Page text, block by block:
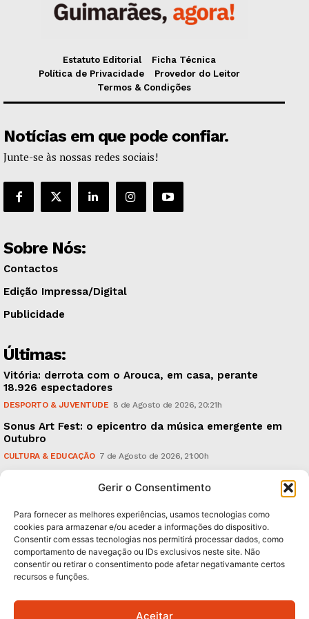
Gerir o Consentimento
Para fornecer as melhores experiências, usamos tecnologias como
cookies para armazenar e/ou aceder a informações do dispositivo.
Consentir com essas tecnologias nos permitirá processar dados, como
comportamento de navegação ou IDs exclusivos neste site. Não
consentir ou retirar o consentimento pode afetar negativamante certos
recursos e funções.
Aceitar
Estatuto Editorial
Ficha Técnica
Política de Privacidade
Provedor do Leitor
Termos & Condições
Notícias em que pode confiar.
Junte-se às nossas redes sociais!
Sobre Nós:
Contactos
Edição Impressa/Digital
Publicidade
Últimas:
Vitória: derrota com o Arouca, em casa, perante
18.926 espectadores
DESPORTO & JUVENTUDE 8 de Agosto de 2026, 20:21h
Sonus Art Fest: o epicentro da música emergente em
Outubro
CULTURA & EDUCAÇÃO 7 de Agosto de 2026, 21:00h
Subscreva Newsletter: